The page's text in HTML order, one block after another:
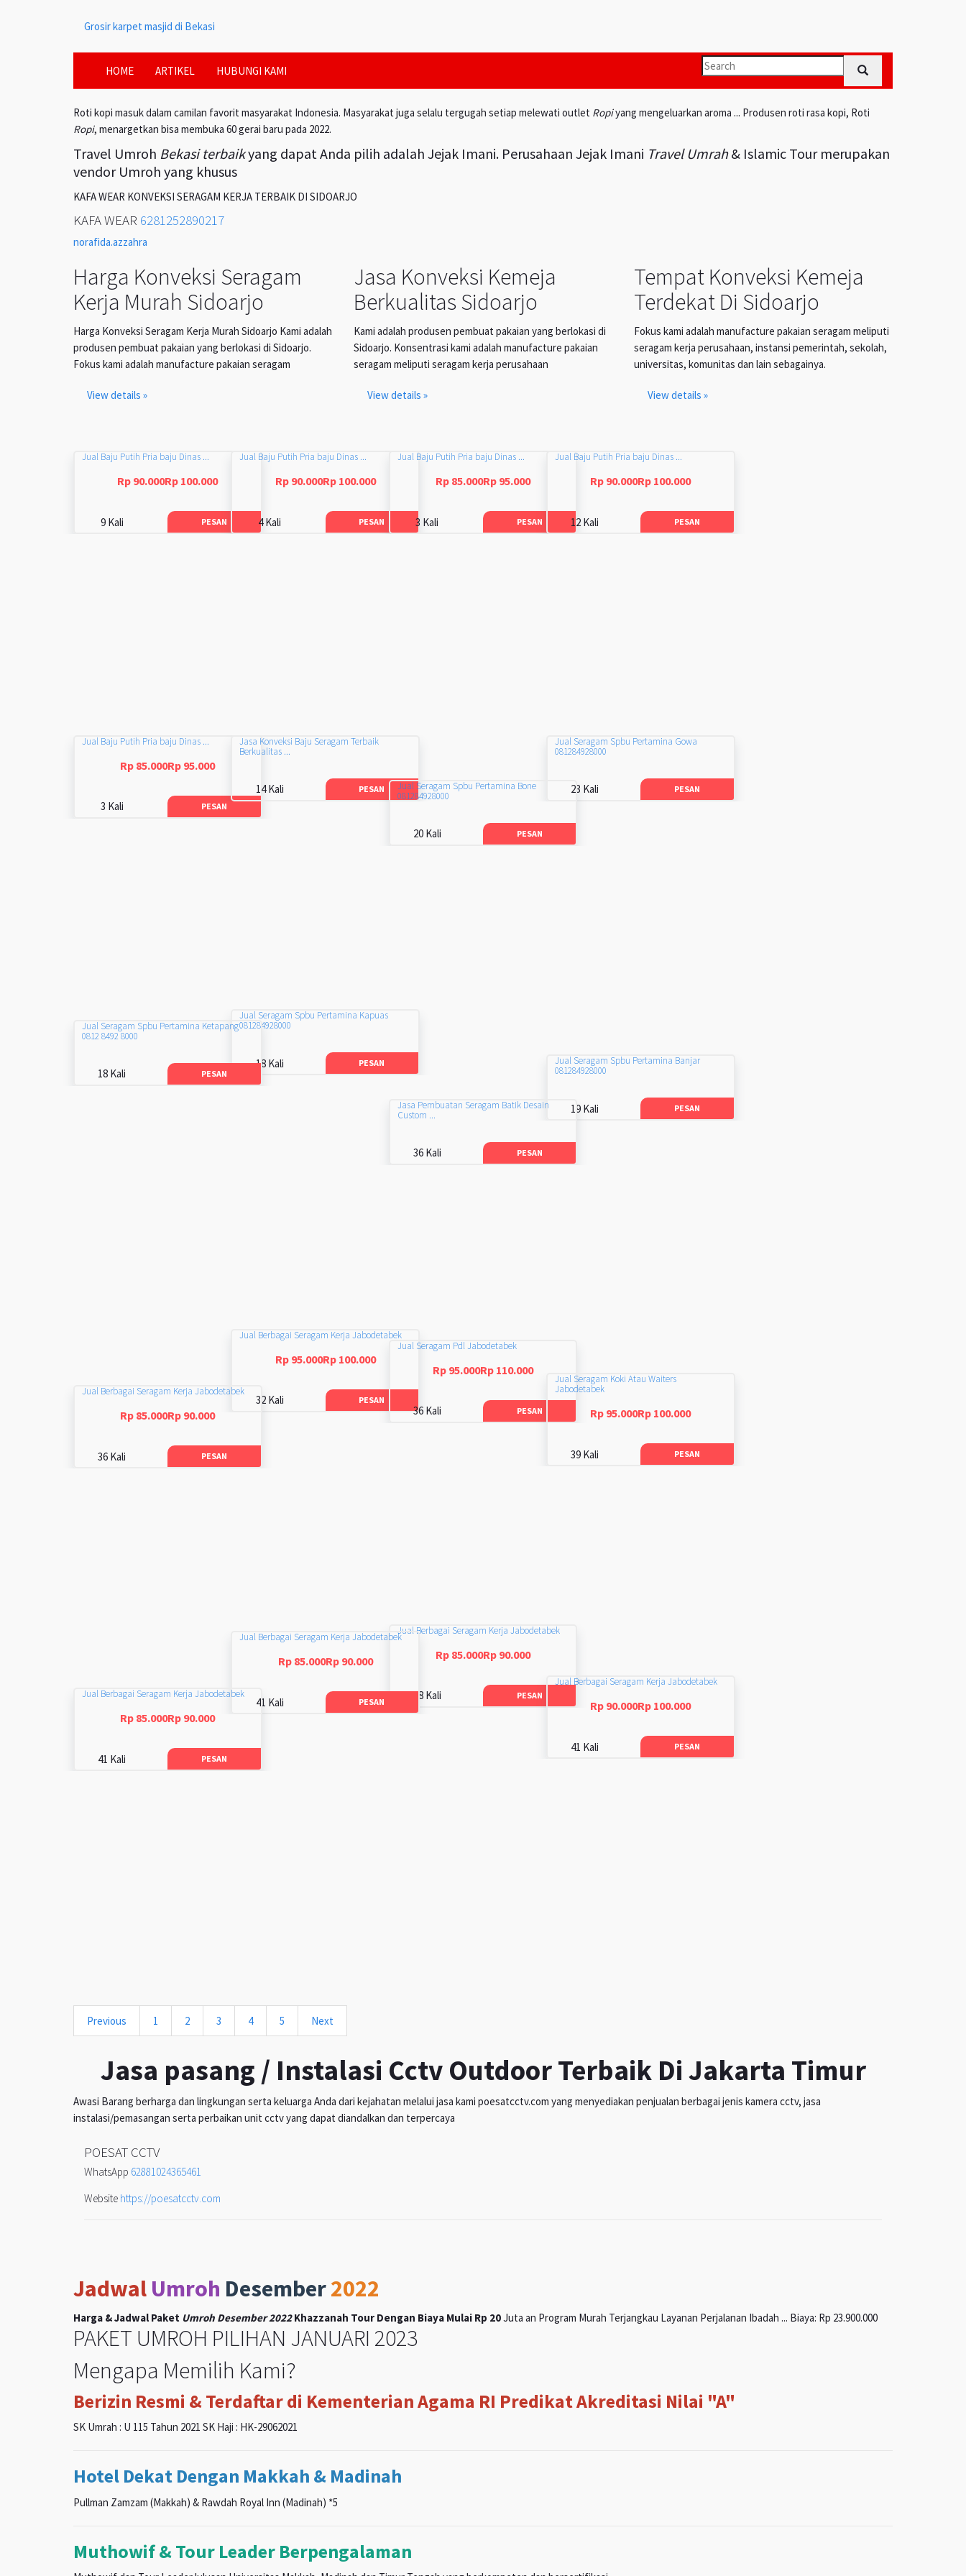
Grosir karpet masjid di Bekasi
HOME ARTIKEL HUBUNGI KAMI
Roti kopi masuk dalam camilan favorit masyarakat Indonesia. Masyarakat juga selalu tergugah setiap melewati outlet Ropiyang mengeluarkan aroma ... Produsen roti rasa kopi, Roti
Ropi, menargetkan bisa membuka 60 gerai baru pada 2022.
Travel Umroh Bekasi terbaikyang dapat Anda pilih adalah Jejak Imani. Perusahaan Jejak Imani Travel Umrah& Islamic Tour merupakan
vendor Umroh yang khusus
KAFA WEAR KONVEKSI SERAGAM KERJA TERBAIK DI SIDOARJO
KAFA WEAR 6281252890217
norafida.azzahra
Harga Konveksi Seragam
Kerja Murah Sidoarjo
Harga Konveksi Seragam Kerja Murah Sidoarjo Kami adalah
produsen pembuat pakaian yang berlokasi di Sidoarjo.
Fokus kami adalah manufacture pakaian seragam
View details »
Jasa Konveksi Kemeja
Berkualitas Sidoarjo
Kami adalah produsen pembuat pakaian yang berlokasi di
Sidoarjo. Konsentrasi kami adalah manufacture pakaian
seragam meliputi seragam kerja perusahaan
View details »
Tempat Konveksi Kemeja
Terdekat Di Sidoarjo
Fokus kami adalah manufacture pakaian seragam meliputi
seragam kerja perusahaan, instansi pemerintah, sekolah,
universitas, komunitas dan lain sebagainya.
View details »
Jual Baju Putih Pria baju Dinas ...
Rp 90.000Rp 100.000
9 Kali PESAN
Jual Baju Putih Pria baju Dinas ...
Rp 90.000Rp 100.000
4 Kali PESAN
Jual Baju Putih Pria baju Dinas ...
Rp 85.000Rp 95.000
3 Kali PESAN
Jual Baju Putih Pria baju Dinas ...
Rp 90.000Rp 100.000
12 Kali PESAN
Jual Baju Putih Pria baju Dinas ...
Rp 85.000Rp 95.000
3 Kali PESAN
Jasa Konveksi Baju Seragam Terbaik
Berkualitas ...
14 Kali PESAN
Jual Seragam Spbu Pertamina Gowa
081284928000
23 Kali PESAN
Jual Seragam Spbu Pertamina Bone
081284928000
20 Kali PESAN
Jual Seragam Spbu Pertamina Kapuas
081284928000
18 Kali PESAN
Jual Seragam Spbu Pertamina Ketapang
0812 8492 8000
18 Kali PESAN
Jual Seragam Spbu Pertamina Banjar
081284928000
19 Kali PESAN
Jasa Pembuatan Seragam Batik Desain
Custom ...
36 Kali PESAN
Jual Berbagai Seragam Kerja Jabodetabek
Rp 95.000Rp 100.000
32 Kali PESAN
Jual Seragam Pdl Jabodetabek
Rp 95.000Rp 110.000
36 Kali PESAN
Jual Seragam Koki Atau Waiters
Jabodetabek
Rp 95.000Rp 100.000
39 Kali PESAN
Jual Berbagai Seragam Kerja Jabodetabek
Rp 85.000Rp 90.000
36 Kali PESAN
Jual Berbagai Seragam Kerja Jabodetabek
Rp 85.000Rp 90.000
48 Kali PESAN
Jual Berbagai Seragam Kerja Jabodetabek
Rp 85.000Rp 90.000
41 Kali PESAN
Jual Berbagai Seragam Kerja Jabodetabek
Rp 90.000Rp 100.000
41 Kali PESAN
Jual Berbagai Seragam Kerja Jabodetabek
Rp 85.000Rp 90.000
41 Kali PESAN
Previous 1 2 3 4 5 Next
Jasa pasang / Instalasi Cctv Outdoor Terbaik Di Jakarta Timur
Awasi Barang berharga dan lingkungan serta keluarga Anda dari kejahatan melalui jasa kami poesatcctv.com yang menyediakan penjualan berbagai jenis kamera cctv, jasa
instalasi/pemasangan serta perbaikan unit cctv yang dapat diandalkan dan terpercaya
POESAT CCTV
WhatsApp 62881024365461
Website https://poesatcctv.com
Jadwal Umroh Desember2022
Harga & Jadwal Paket Umroh Desember 2022Khazzanah Tour Dengan Biaya Mulai Rp 20Juta an Program Murah Terjangkau Layanan Perjalanan Ibadah ... Biaya: Rp 23.900.000
PAKET UMROH PILIHAN JANUARI 2023
Mengapa Memilih Kami?
Berizin Resmi & Terdaftar di Kementerian Agama RI Predikat Akreditasi Nilai "A"
SK Umrah : U 115 Tahun 2021 SK Haji : HK-29062021
Hotel Dekat Dengan Makkah & Madinah
Pullman Zamzam (Makkah) & Rawdah Royal Inn (Madinah) *5
Muthowif & Tour Leader Berpengalaman